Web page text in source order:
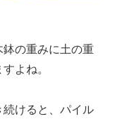
の重みに土の重
よね。
けると、パイル